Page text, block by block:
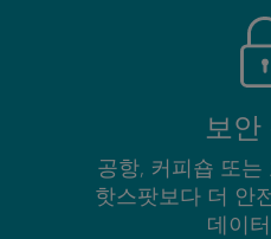
보안
공항, 커피숍 또는
핫스팟보다 더 안
데이